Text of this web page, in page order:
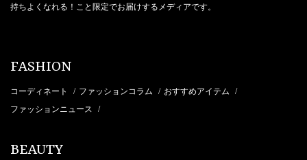
持ちよくなれる！こと限定でお届けするメディアです。
FASHION
コーディネート / ファッションコラム / おすすめアイテム /
ファッションニュース /
BEAUTY